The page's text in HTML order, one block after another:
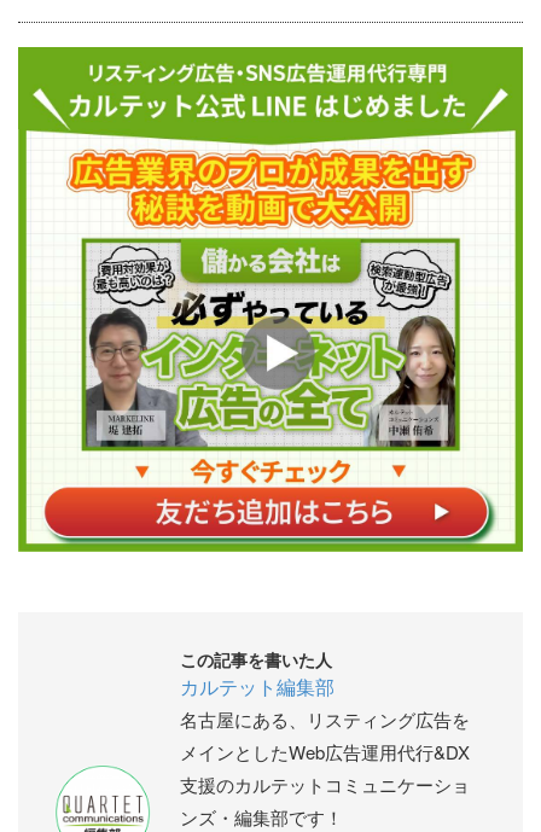
この記事を書いた人
カルテット編集部
名古屋にある、リスティング広告を
メインとしたWeb広告運用代行&DX
支援のカルテットコミュニケーショ
ンズ・編集部です！